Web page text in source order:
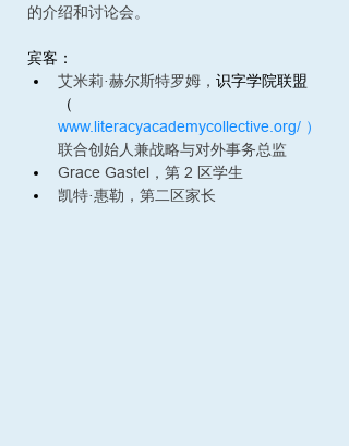
的介绍和讨论会。
宾客：
艾米莉·赫尔斯特罗姆 ， 识字学院联盟
（
www.literacyacademycollective.org/ ）
联合创始人兼战略与对外事务总监
Grace Gastel，第 2 区学生
凯特·惠勒，第二区家长